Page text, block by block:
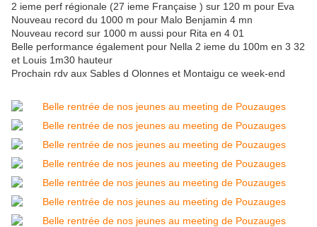
2 ieme perf régionale (27 ieme Française ) sur 120 m pour Eva
Nouveau record du 1000 m pour Malo Benjamin 4 mn
Nouveau record sur 1000 m aussi pour Rita en 4 01
Belle performance également pour Nella 2 ieme du 100m en 3 32
et Louis 1m30 hauteur
Prochain rdv aux Sables d Olonnes et Montaigu ce week-end